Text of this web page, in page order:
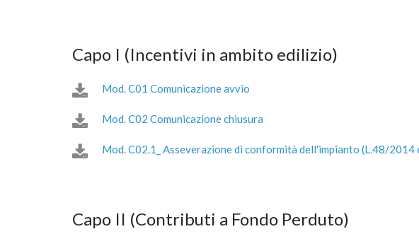
Capo I (Incentivi in ambito edilizio)
Mod. C01 Comunicazione avvio
Mod. C02 Comunicazione chiusura
Mod. C02.1_ Asseverazione di conformità dell'impianto (L.48/2014
Capo II (Contributi a Fondo Perduto)